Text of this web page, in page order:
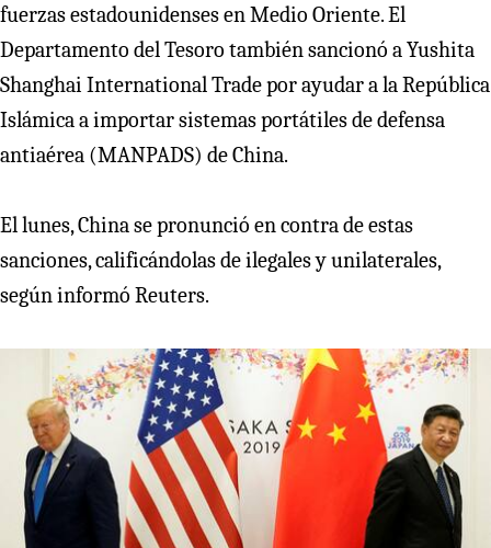
fuerzas estadounidenses en Medio Oriente. El
Departamento del Tesoro también sancionó a Yushita
Shanghai International Trade por ayudar a la República
Islámica a importar sistemas portátiles de defensa
antiaérea (MANPADS) de China.
El lunes, China se pronunció en contra de estas
sanciones, calificándolas de ilegales y unilaterales,
según informó Reuters.